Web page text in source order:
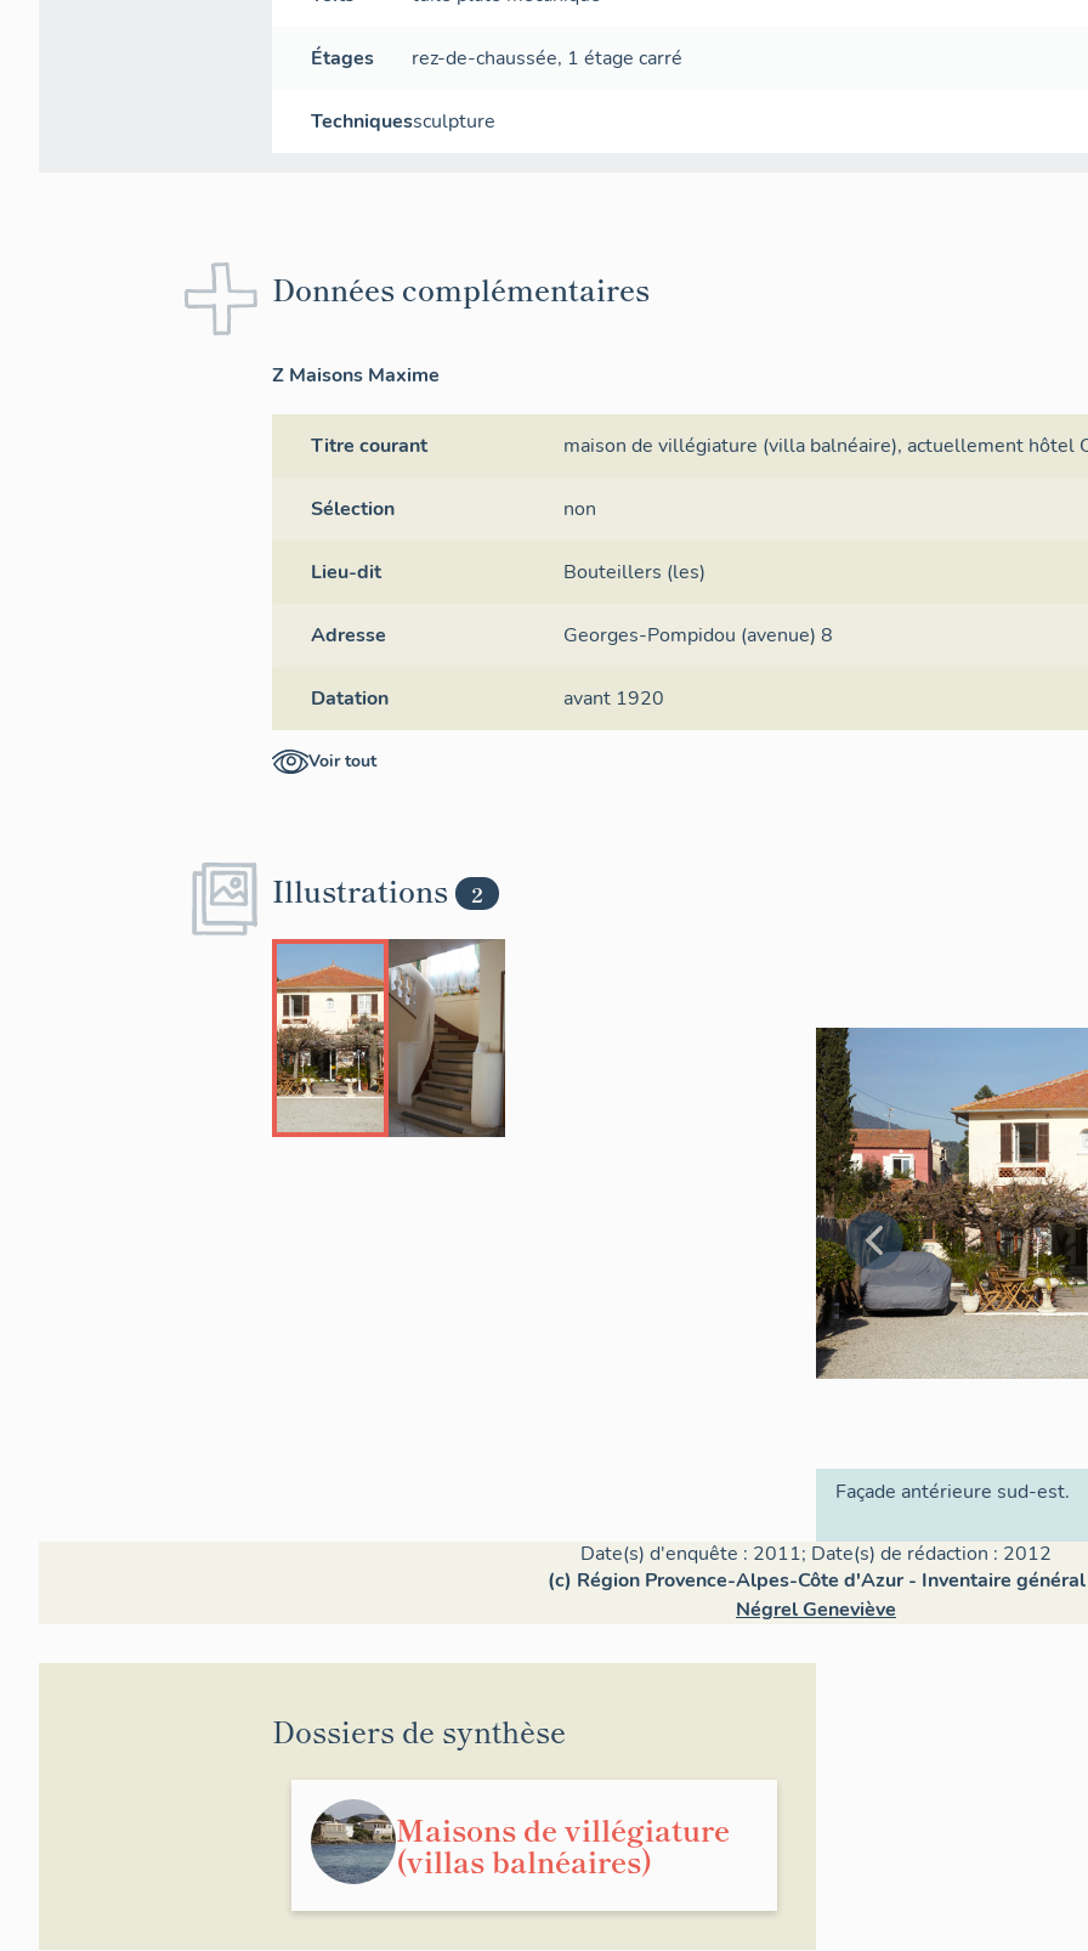
Étages rez-de-chaussée, 1 étage carré
Techniquessculpture
Données complémentaires
Z Maisons Maxime
Titre courant maison de villégiature (villa balnéaire), actuellement hôtel
Sélection non
Lieu-dit Bouteillers (les)
Adresse Georges-Pompidou (avenue) 8
Datation avant 1920
Voir tout
Illustrations 2
Façade antérieure sud-est.
Date(s) d'enquête : 2011; Date(s) de rédaction : 2012
(c) Région Provence-Alpes-Côte d'Azur - Inventaire général
Négrel Geneviève
Dossiers de synthèse
Maisons de villégiature
(villas balnéaires)